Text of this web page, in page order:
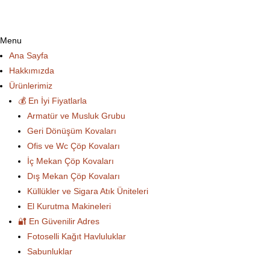
Menu
Ana Sayfa
Hakkımızda
Ürünlerimiz
💰 En İyi Fiyatlarla
Armatür ve Musluk Grubu
Geri Dönüşüm Kovaları
Ofis ve Wc Çöp Kovaları
İç Mekan Çöp Kovaları
Dış Mekan Çöp Kovaları
Küllükler ve Sigara Atık Üniteleri
El Kurutma Makineleri
🔐 En Güvenilir Adres
Fotoselli Kağıt Havluluklar
Sabunluklar